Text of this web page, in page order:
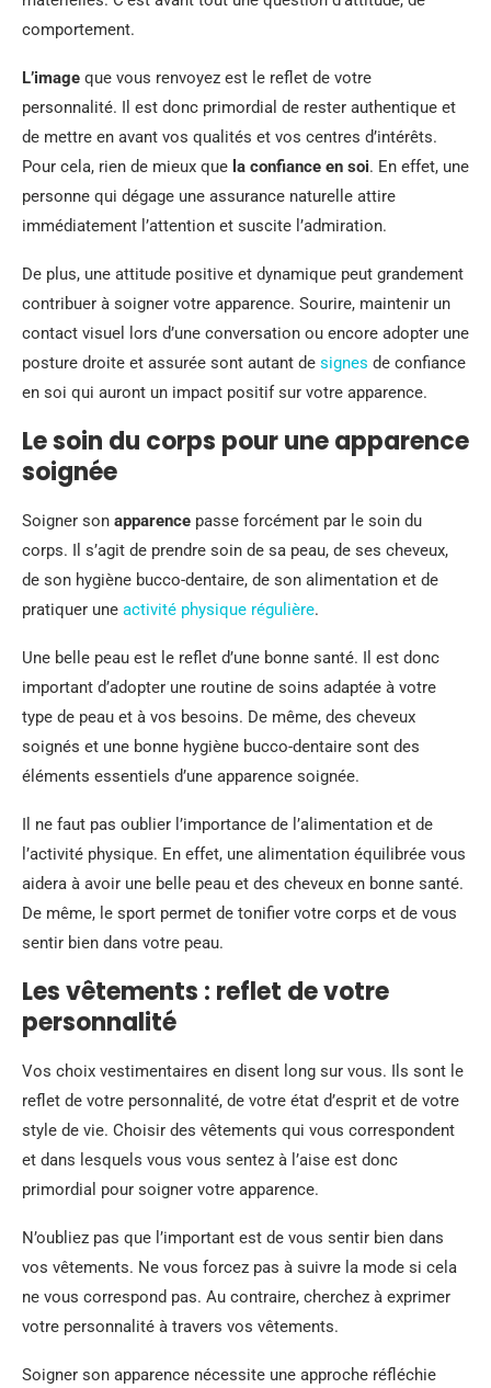
comportement.
L’image que vous renvoyez est le reflet de votre
personnalité. Il est donc primordial de rester authentique et
de mettre en avant vos qualités et vos centres d’intérêts.
Pour cela, rien de mieux que la confiance en soi. En effet, une
personne qui dégage une assurance naturelle attire
immédiatement l’attention et suscite l’admiration.
De plus, une attitude positive et dynamique peut grandement
contribuer à soigner votre apparence. Sourire, maintenir un
contact visuel lors d’une conversation ou encore adopter une
posture droite et assurée sont autant de signes de confiance
en soi qui auront un impact positif sur votre apparence.
Le soin du corps pour une apparence
soignée
Soigner son apparence passe forcément par le soin du
corps. Il s’agit de prendre soin de sa peau, de ses cheveux,
de son hygiène bucco-dentaire, de son alimentation et de
pratiquer une activité physique régulière.
Une belle peau est le reflet d’une bonne santé. Il est donc
important d’adopter une routine de soins adaptée à votre
type de peau et à vos besoins. De même, des cheveux
soignés et une bonne hygiène bucco-dentaire sont des
éléments essentiels d’une apparence soignée.
Il ne faut pas oublier l’importance de l’alimentation et de
l’activité physique. En effet, une alimentation équilibrée vous
aidera à avoir une belle peau et des cheveux en bonne santé.
De même, le sport permet de tonifier votre corps et de vous
sentir bien dans votre peau.
Les vêtements : reflet de votre
personnalité
Vos choix vestimentaires en disent long sur vous. Ils sont le
reflet de votre personnalité, de votre état d’esprit et de votre
style de vie. Choisir des vêtements qui vous correspondent
et dans lesquels vous vous sentez à l’aise est donc
primordial pour soigner votre apparence.
N’oubliez pas que l’important est de vous sentir bien dans
vos vêtements. Ne vous forcez pas à suivre la mode si cela
ne vous correspond pas. Au contraire, cherchez à exprimer
votre personnalité à travers vos vêtements.
Soigner son apparence nécessite une approche réfléchie